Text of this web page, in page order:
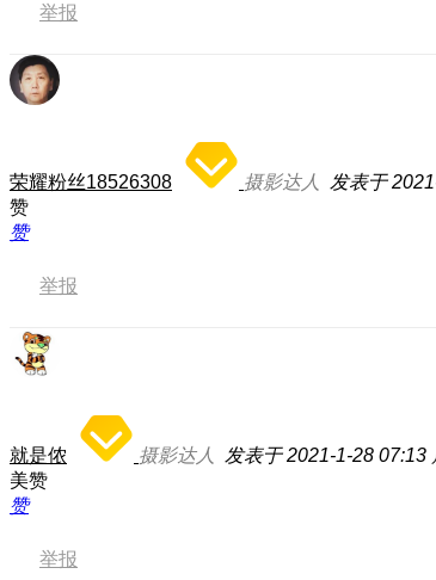
举报
荣耀粉丝18526308 摄影达人 发表于
赞
赞
举报
就是侬 摄影达人 发表于 2021-1-28 07:13
美赞
赞
举报